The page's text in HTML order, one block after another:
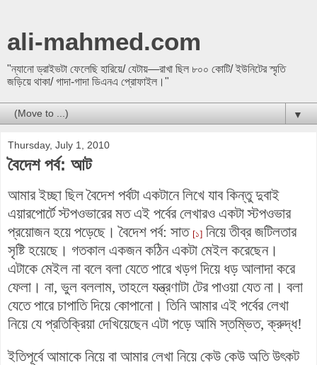
ali-mahmed.com
"ন্যানো ড্রাইভটা ফেলেছি হারিয়ে/ যেটায়—রাখা ছিল ৮০০ কোটি/ ইউনিটের স্মৃতি
জড়িয়ে থাকা/ গাদা-গাদা ডিএনএ প্রোফাইল।"
▼
Thursday, July 1, 2010
বৈদেশ পর্ব: আট
আমার ইচ্ছা ছিল বৈদেশ পর্বটা একটানে লিখে যাব কিন্তু দুবাই
এয়ারপোর্টে স্টপওভারের মত এই পর্বের লেখারও একটা স্টপওভার
প্রয়োজন হয়ে পড়েছে। বৈদেশ পর্ব: সাত [১] নিয়ে তীব্র জটিলতার
সৃষ্টি হয়েছে। গতকাল একজন কঠিন একটা মেইল করেছেন।
এটাকে মেইল না বলে বলা যেতে পারে খড়গ দিয়ে ধড় আলাদা করে
ফেলা। না, ভুল বললাম, তাহলে যন্ত্রণাটা টের পাওয়া যেত না। বলা
যেতে পারে চাপাতি দিয়ে কোপানো। তিনি আমার এই পর্বের লেখা
নিয়ে যে প্রতিক্রিয়া দেখিয়েছেন এটা পড়ে আমি স্তম্ভিত, ক্রুদ্ধ!
ইতিপূর্বে আমাকে নিয়ে বা আমার লেখা নিয়ে কেউ কেউ অতি উৎকট